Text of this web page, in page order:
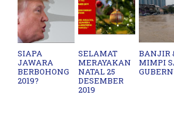
SIAPA
JAWARA
BERBOHONG
2019?
SELAMAT
MERAYAKAN
NATAL 25
DESEMBER
2019
BANJIR
MIMPI